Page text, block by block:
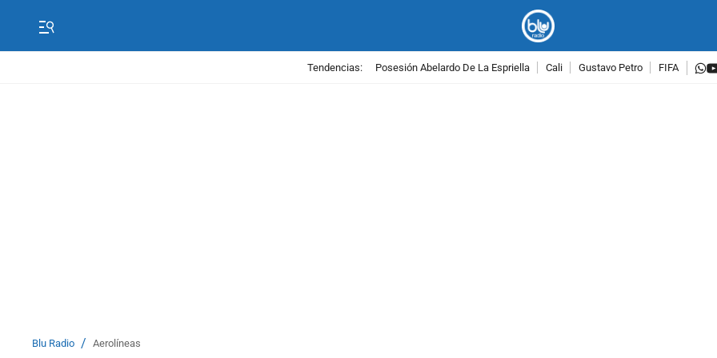
Tendencias: Posesión Abelardo De La Espriella Cali Gustavo Petro FIFA
Blu Radio / Aerolíneas